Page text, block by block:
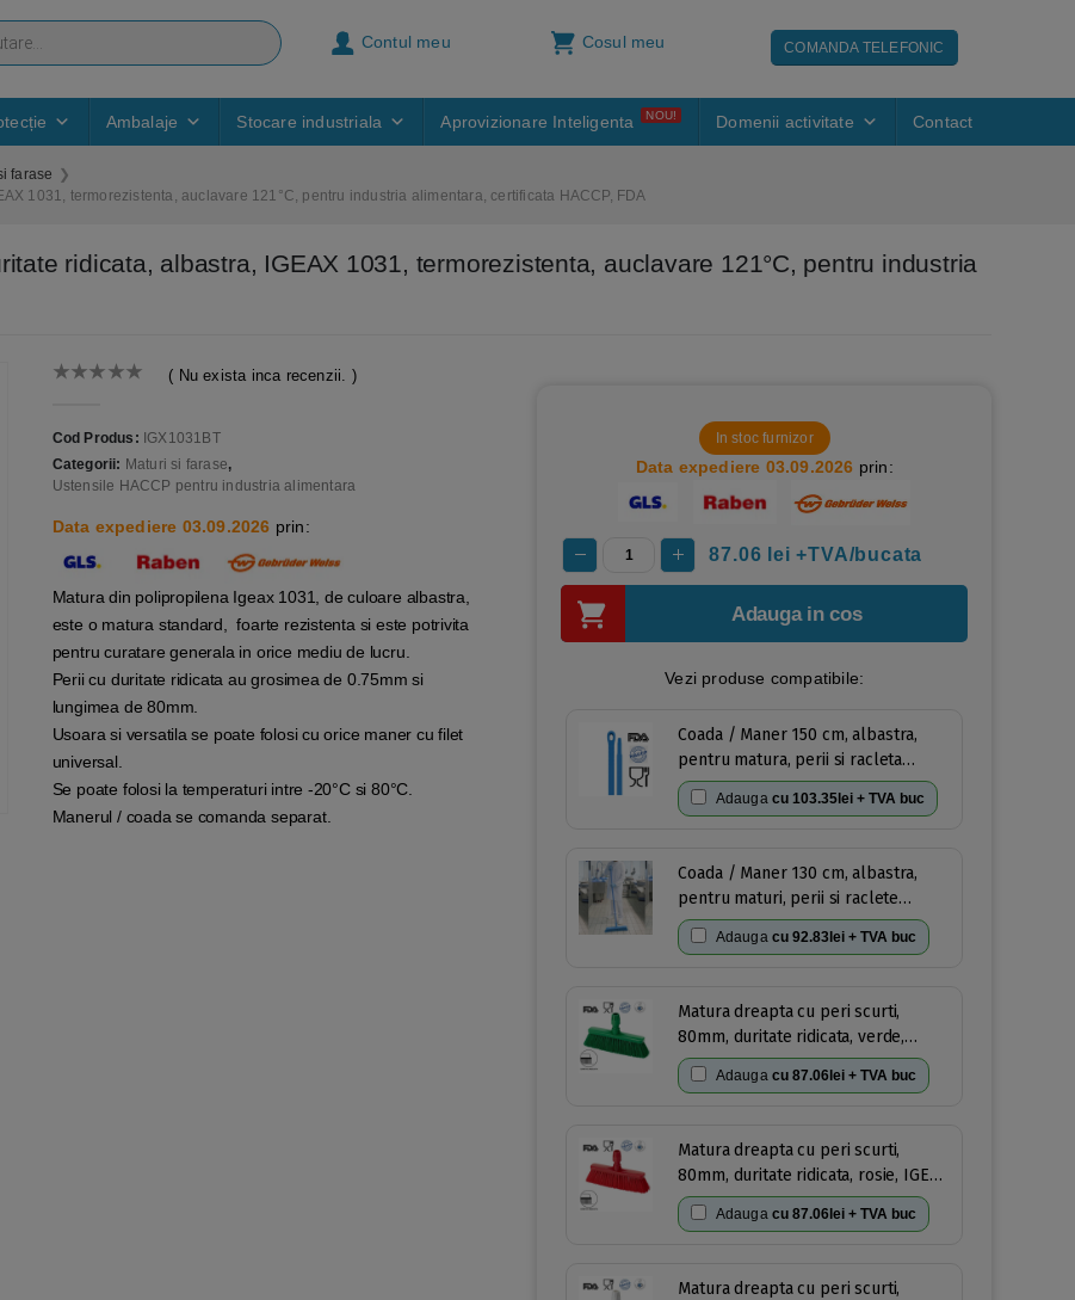
Contul meu Cosul meu COMANDA TELEFONIC
Ambalaje Stocare industriala Aprovizionare Inteligenta NOU! Domenii activitate Contact
farase
1031, termorezistenta, auclavare 121°C, pentru industria alimentara, certificata HACCP, FDA
ridicata, albastra, IGEAX 1031, termorezistenta, auclavare 121°C, pentru industria
( Nu exista inca recenzii. )
Cod Produs: IGX1031BT
Categorii: Maturi si farase,
Ustensile HACCP pentru industria alimentara
Data expediere 03.09.2026 prin:
Matura din polipropilena Igeax 1031, de culoare albastra,
este o matura standard, foarte rezistenta si este potrivita
pentru curatare generala in orice mediu de lucru.
Perii cu duritate ridicata au grosimea de 0.75mm si
lungimea de 80mm.
Usoara si versatila se poate folosi cu orice maner cu filet
universal.
Se poate folosi la temperaturi intre -20°C si 80°C.
Manerul / coada se comanda separat.
In stoc furnizor
Data expediere 03.09.2026 prin:
87.06 lei +TVA/bucata
Adauga in cos
Vezi produse compatibile:
Coada / Maner 150 cm, albastra,
pentru matura, perii si racleta
IGEAX, din plastic si fibra de sticla,
rezistenta la 100 °C, autoclavare
certificata HACCP, FDA
Adaugacu 103.35lei + TVA buc
Coada / Maner 130 cm, albastra,
pentru maturi, perii si raclete
IGEAX, din plastic si fibra de sticla,
-20°C/100 °C, autoclavare 121 °C
Adaugacu92.83lei + TVA buc
Matura dreapta cu peri scurti,
80mm, duritate ridicata, verde,
IGEAX 1031, termorezistenta,
auclavare 121°C, pentru industria
Adaugacu87.06lei + TVA buc
Matura dreapta cu peri scurti,
80mm, duritate ridicata, rosie, IGEAX
1031, termorezistenta, auclavare
121°C, pentru industria alimentara,
Adaugacu87.06lei + TVA buc
Matura dreapta cu peri scurti,